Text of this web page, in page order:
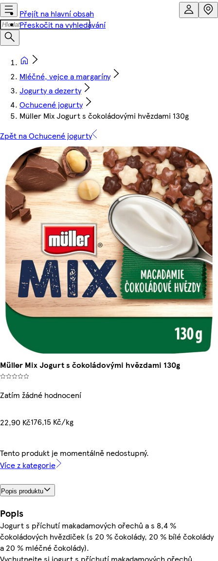
Přejít na hlavní obsah
Přeskočit na vyhledávání
Mléčné, vejce a margaríny
Jogurty a dezerty
Ochucené jogurty
Müller Mix Jogurt s čokoládovými hvězdami 130g
Zpět na Ochucené jogurty
Müller Mix Jogurt s čokoládovými hvězdami 130g
Zatím žádné hodnocení
22,90 Kč176,15 Kč/kg
Tento produkt je momentálně nedostupný.
Více z kategorie
Popis produktu
Popis
Jogurt s příchutí makadamových ořechů a s 8,4 %
čokoládových hvězdiček (s 20 % čokolády, 20 % bílé čokolády
a 20 % mléčné čokolády).
Vychutnejte si jogurt s příchutí makadamových ořechů